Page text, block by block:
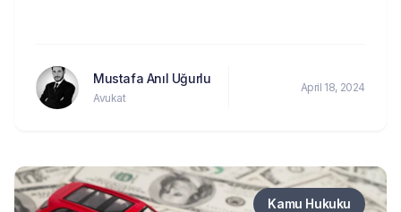
Mustafa Anıl Uğurlu
Avukat
April 18, 2024
Kamu Hukuku